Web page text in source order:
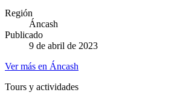
Región
Áncash
Publicado
9 de abril de 2023
Ver más en Áncash
Tours y actividades